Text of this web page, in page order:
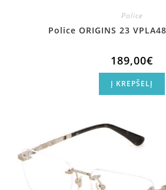
Police
Police ORIGINS 23
189,00€
Į KREPŠELĮ